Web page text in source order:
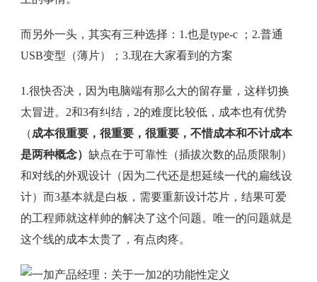
而另外一头，其实有三种选择：1.也是type-c ；2.普通
USB变型（薄片）；3.现在大家看到的方案
1.很快否决，因为电脑端有那么大的留存量，这样切换
太冒进。2和3有纠结，2的难度比较低，成本也有优势
（成本很重要，很重要，很重要，不惜成本和不计成本
是两种概念） 缺点在于可靠性（插拔次数的品质限制）
和对线的外观设计（因为二代还是想延续一代的扁线设
计）而3基本就是白板，需要重新设计芯片，结果可爱
的工程师就这样帅的解决了这个问题。唯一的问题就是
这个线的成本太贵了，有点肉疼。